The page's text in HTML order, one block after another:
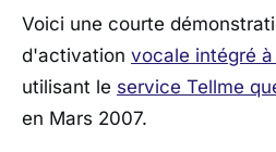
Voici une courte
d'activation vocale intégré
utilisant le service Tellme
en Mars 2007.